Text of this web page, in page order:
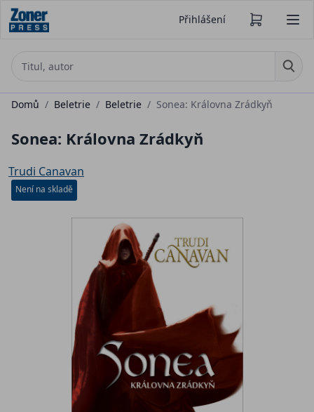
Přihlášení
Domů / Beletrie / Beletrie / Sonea: Královna Zrádkyň
Sonea: Královna Zrádkyň
Trudi Canavan
Není na skladě